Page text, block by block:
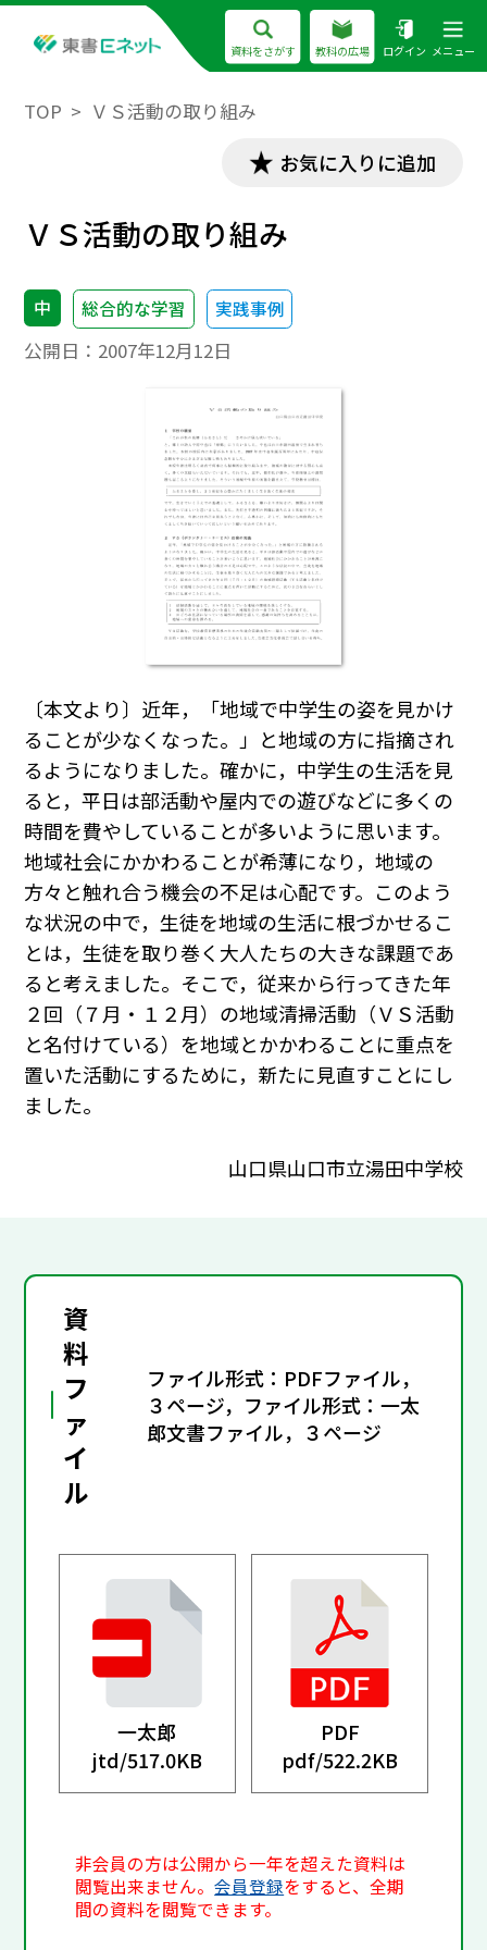
資料をさがす 教科の広場 ログイン メニュー
TOP ＶＳ活動の取り組み
お気に入りに追加
ＶＳ活動の取り組み
中 総合的な学習 実践事例
公開日： 2007年12月12日
〔本文より〕近年，「地域で中学生の姿を見かけ
ることが少なくなった。」と地域の方に指摘され
るようになりました。確かに，中学生の生活を見
ると，平日は部活動や屋内での遊びなどに多くの
時間を費やしていることが多いように思います。
地域社会にかかわることが希薄になり，地域の
方々と触れ合う機会の不足は心配です。このよう
な状況の中で，生徒を地域の生活に根づかせるこ
とは，生徒を取り巻く大人たちの大きな課題であ
ると考えました。そこで，従来から行ってきた年
２回（７月・１２月）の地域清掃活動（ＶＳ活動
と名付けている）を地域とかかわることに重点を
置いた活動にするために，新たに見直すことにし
ました。
山口県山口市立湯田中学校
資
料
フ
ァ
イ
ル
ファイル形式：PDFファイル，
３ページ，ファイル形式：一太
郎文書ファイル，３ページ
一太郎
jtd/517.0KB
PDF
pdf/522.2KB
非会員の方は公開から一年を超えた資料は
閲覧出来ません。会員登録をすると、全期
間の資料を閲覧できます。